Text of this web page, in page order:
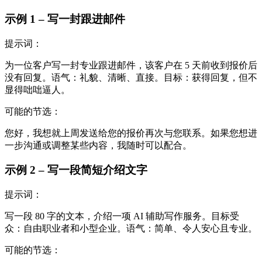
示例 1 – 写一封跟进邮件
提示词：
为一位客户写一封专业跟进邮件，该客户在 5 天前收到报价后
没有回复。语气：礼貌、清晰、直接。目标：获得回复，但不
显得咄咄逼人。
可能的节选：
您好，我想就上周发送给您的报价再次与您联系。如果您想进
一步沟通或调整某些内容，我随时可以配合。
示例 2 – 写一段简短介绍文字
提示词：
写一段 80 字的文本，介绍一项 AI 辅助写作服务。目标受
众：自由职业者和小型企业。语气：简单、令人安心且专业。
可能的节选：